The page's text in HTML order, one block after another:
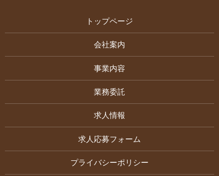
トップページ
会社案内
事業内容
業務委託
求人情報
求人応募フォーム
プライバシーポリシー